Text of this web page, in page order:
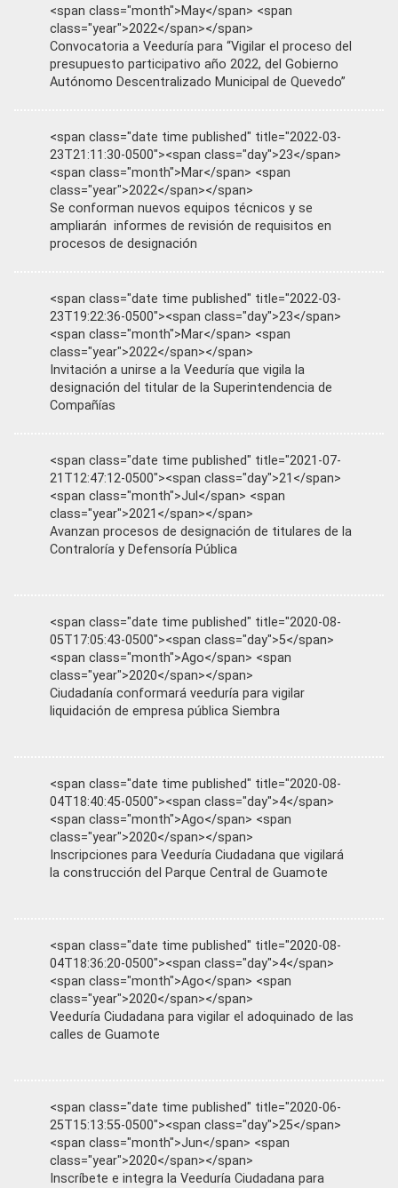
<span class="month">May</span> <span
class="year">2022</span></span>
Convocatoria a Veeduría para “Vigilar el proceso del
presupuesto participativo año 2022, del Gobierno
Autónomo Descentralizado Municipal de Quevedo”
<span class="date time published" title="2022-03-
23T21:11:30-0500"><span class="day">23</span>
<span class="month">Mar</span> <span
class="year">2022</span></span>
Se conforman nuevos equipos técnicos y se
ampliarán informes de revisión de requisitos en
procesos de designación
<span class="date time published" title="2022-03-
23T19:22:36-0500"><span class="day">23</span>
<span class="month">Mar</span> <span
class="year">2022</span></span>
Invitación a unirse a la Veeduría que vigila la
designación del titular de la Superintendencia de
Compañías
<span class="date time published" title="2021-07-
21T12:47:12-0500"><span class="day">21</span>
<span class="month">Jul</span> <span
class="year">2021</span></span>
Avanzan procesos de designación de titulares de la
Contraloría y Defensoría Pública
<span class="date time published" title="2020-08-
05T17:05:43-0500"><span class="day">5</span>
<span class="month">Ago</span> <span
class="year">2020</span></span>
Ciudadanía conformará veeduría para vigilar
liquidación de empresa pública Siembra
<span class="date time published" title="2020-08-
04T18:40:45-0500"><span class="day">4</span>
<span class="month">Ago</span> <span
class="year">2020</span></span>
Inscripciones para Veeduría Ciudadana que vigilará
la construcción del Parque Central de Guamote
<span class="date time published" title="2020-08-
04T18:36:20-0500"><span class="day">4</span>
<span class="month">Ago</span> <span
class="year">2020</span></span>
Veeduría Ciudadana para vigilar el adoquinado de las
calles de Guamote
<span class="date time published" title="2020-06-
25T15:13:55-0500"><span class="day">25</span>
<span class="month">Jun</span> <span
class="year">2020</span></span>
Inscríbete e integra la Veeduría Ciudadana para